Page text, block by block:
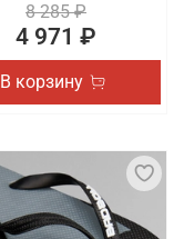
8 285 ₽
4 971 ₽
В корзину